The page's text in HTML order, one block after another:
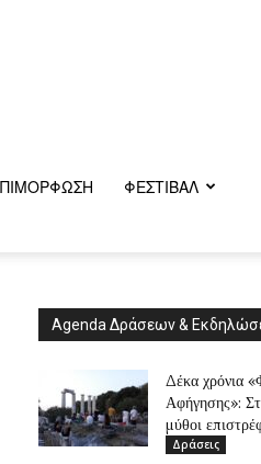
ΦΕΣΤΙΒΑΛ
Agenda Δράσεων &
Δέκα χρόνια
Αφήγησης»:
μύθοι
Δράσεις